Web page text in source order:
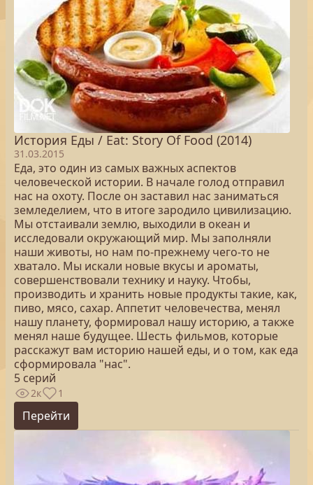
История Еды / Eat: Story Of Food (2014)
31.03.2015
Еда, это один из самых важных аспектов
человеческой истории. В начале голод отправил
нас на охоту. После он заставил нас заниматься
земледелием, что в итоге зародило цивилизацию.
Мы отстаивали землю, выходили в океан и
исследовали окружающий мир. Мы заполняли
наши животы, но нам по-прежнему чего-то не
хватало. Мы искали новые вкусы и ароматы,
совершенствовали технику и науку. Чтобы,
производить и хранить новые продукты такие, как,
пиво, мясо, сахар. Аппетит человечества, менял
нашу планету, формировал нашу историю, а также
менял наше будущее. Шесть фильмов, которые
расскажут вам историю нашей еды, и о том, как еда
сформировала "нас".
5 серий
2к 1
Перейти